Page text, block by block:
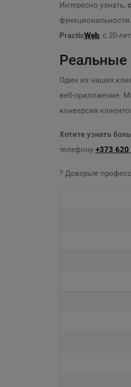
Интересно узнать,
PractiсWeb, с 20-
Реальные
Один из наших
веб-приложение.
конверсия
Хотите узнать
телефону +373
? Доверьте